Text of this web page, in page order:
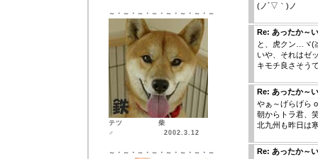
～・～・～・～・～・～・～・～
テツ 柴
♂ 2002.3.12
～・～・～・～・～・～・～・～
(ノ´▽｀)ノ
Re: あったか～
と、虎クン…ヾ
いや、それはゼ
キモチ良さそう
Re: あったか～
やぁ～げらげら
朝からトラ君、
北九州も昨日は
Re: あったか～